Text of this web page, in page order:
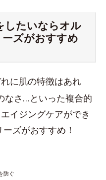
したいならオル
ズがおすすめ
に肌の特徴はあれ
なさ…といった複合的
イジングケアができ
ズがおすすめ！
防ぐ